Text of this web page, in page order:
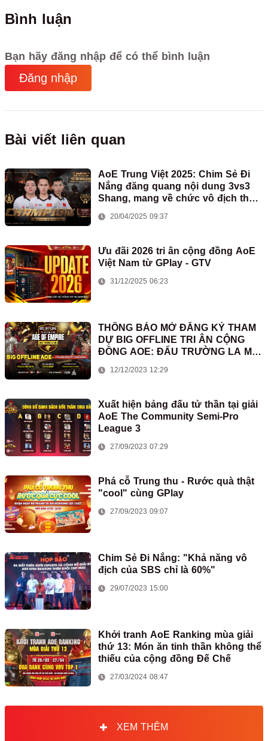
Bình luận
Bạn hãy đăng nhập để có thể bình luận
Đăng nhập
Bài viết liên quan
AoE Trung Việt 2025: Chim Sẻ Đi
Nắng đăng quang nội dung 3vs3
Shang, mang về chức vô địch thứ
20/04/2025 09:37
Ưu đãi 2026 tri ân cộng đồng AoE
Việt Nam từ GPlay - GTV
31/12/2025 06:23
THÔNG BÁO MỞ ĐĂNG KÝ THAM
DỰ BIG OFFLINE TRI ÂN CỘNG
ĐỒNG AOE: ĐẤU TRƯỜNG LA MÃ
12/12/2023 12:29
Xuất hiện bảng đấu tử thần tại giải
AoE The Community Semi-Pro
League 3
27/09/2023 07:29
Phá cỗ Trung thu - Rước quà thật
"cool" cùng GPlay
27/09/2023 09:07
Chim Sẻ Đi Nắng: "Khả năng vô
địch của SBS chỉ là 60%"
29/07/2023 15:00
Khởi tranh AoE Ranking mùa giải
thứ 13: Món ăn tinh thần không thể
thiếu của cộng đồng Đế Chế
27/03/2024 08:47
XEM THÊM